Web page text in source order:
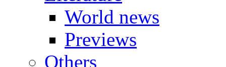
World news
Previews
Others